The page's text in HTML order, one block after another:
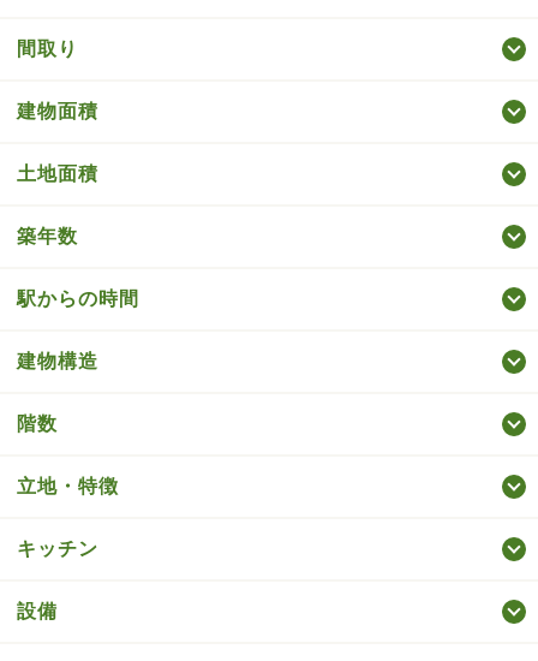
間取り
建物面積
土地面積
築年数
駅からの時間
建物構造
階数
立地・特徴
キッチン
設備